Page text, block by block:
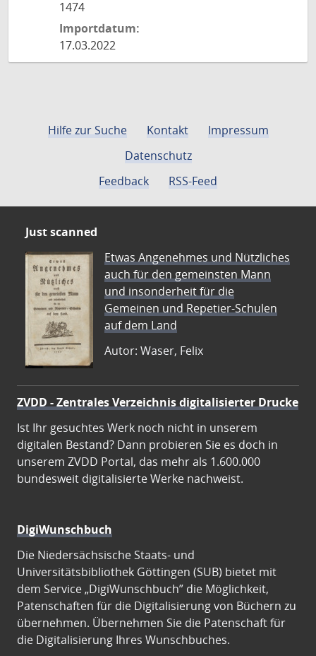
1474
Importdatum:
17.03.2022
Hilfe zur Suche Kontakt
Impressum
Datenschutz
Feedback
RSS-Feed
Just scanned
Etwas Angenehmes und Nützliches
auch für den gemeinsten Mann
und insonderheit für die
Gemeinen und Repetier-Schulen
auf dem Land
Autor: Waser, Felix
ZVDD - Zentrales Verzeichnis digitalisierter Drucke
Ist Ihr gesuchtes Werk noch nicht in unserem
digitalen Bestand? Dann probieren Sie es doch in
unserem ZVDD Portal, das mehr als 1.600.000
bundesweit digitalisierte Werke nachweist.
DigiWunschbuch
Die Niedersächsische Staats- und
Universitätsbibliothek Göttingen (SUB) bietet mit
dem Service „DigiWunschbuch” die Möglichkeit,
Patenschaften für die Digitalisierung von Büchern zu
übernehmen. Übernehmen Sie die Patenschaft für
die Digitalisierung Ihres Wunschbuches.